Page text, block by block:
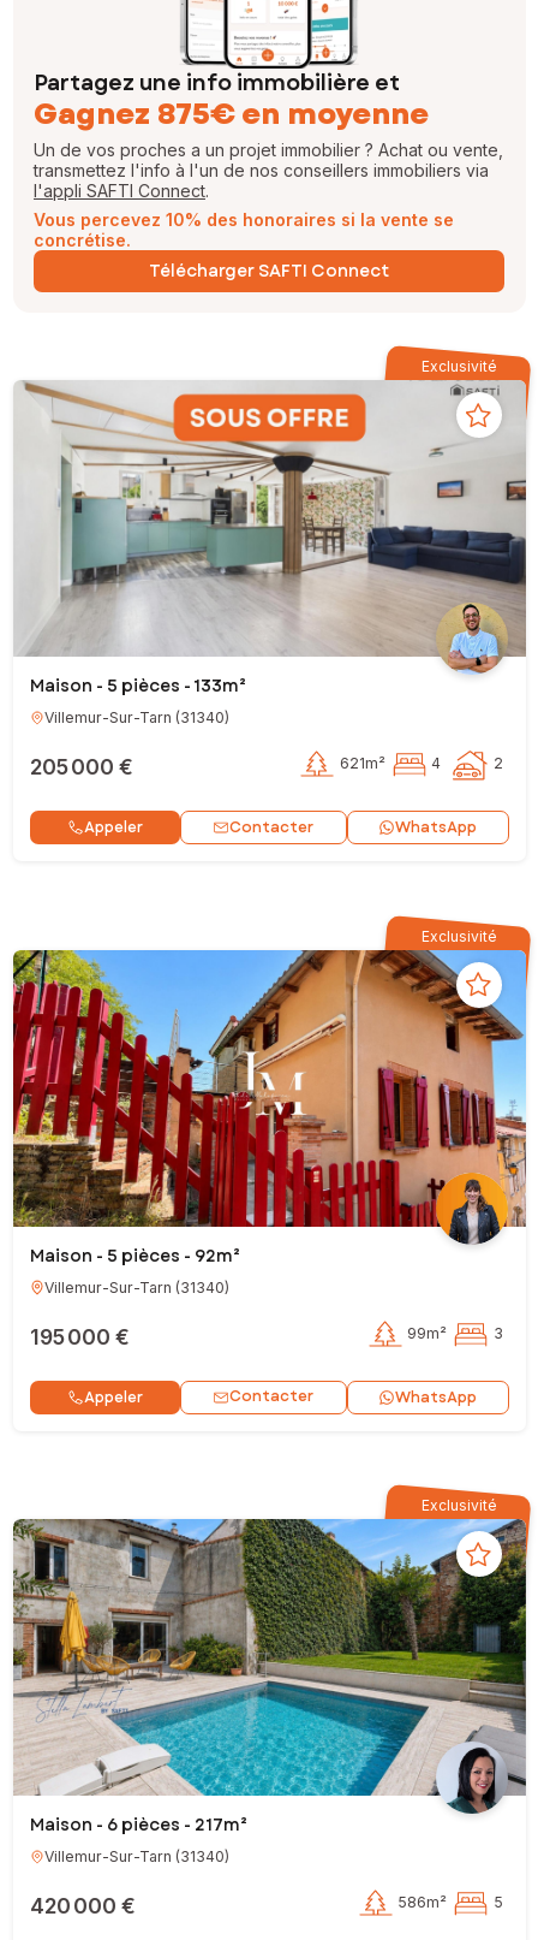
Partagez une info immobilière et
Gagnez 875€ en moyenne
Un de vos proches a un projet immobilier ? Achat ou vente,
transmettez l'info à l'un de nos conseillers immobiliers via
l'appli SAFTI Connect.
Vous percevez 10% des honoraires si la vente se
concrétise.
Télécharger SAFTI Connect
Exclusivité
Maison - 5 pièces - 133m²
Villemur-Sur-Tarn (31340)
205 000 € 621m² 4 2
Appeler Contacter WhatsApp
Exclusivité
Maison - 5 pièces - 92m²
Villemur-Sur-Tarn (31340)
195 000 € 99m² 3
Appeler Contacter WhatsApp
Exclusivité
Maison - 6 pièces - 217m²
Villemur-Sur-Tarn (31340)
420 000 € 586m² 5